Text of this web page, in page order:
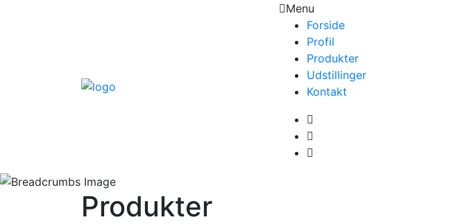
Menu
Forside
Profil
Produkter
Udstillinger
Kontakt
Produkter